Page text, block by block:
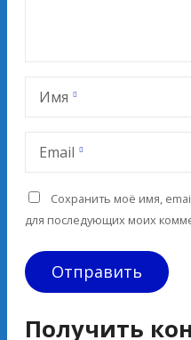
Имя
Email
Сохранить моё имя,
для последующих моих
Получить